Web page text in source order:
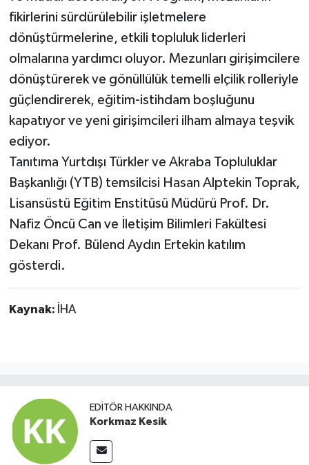
fikirlerini sürdürülebilir işletmelere
dönüştürmelerine, etkili topluluk liderleri
olmalarına yardımcı oluyor. Mezunları girişimcilere
dönüştürerek ve gönüllülük temelli elçilik rolleriyle
güçlendirerek, eğitim-istihdam boşluğunu
kapatıyor ve yeni girişimcileri ilham almaya teşvik
ediyor.
Tanıtıma Yurtdışı Türkler ve Akraba Topluluklar
Başkanlığı (YTB) temsilcisi Hasan Alptekin Toprak,
Lisansüstü Eğitim Enstitüsü Müdürü Prof. Dr.
Nafiz Öncü Can ve İletişim Bilimleri Fakültesi
Dekanı Prof. Bülend Aydın Ertekin katılım
gösterdi.
Kaynak: İHA
EDITÖR HAKKINDA
Korkmaz Kesik